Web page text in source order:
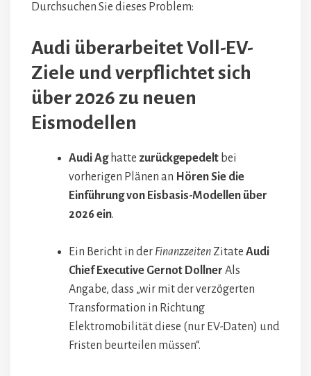
Durchsuchen Sie dieses Problem:
Audi überarbeitet Voll-EV-
Ziele und verpflichtet sich
über 2026 zu neuen
Eismodellen
Audi Aghatte zurückgepedelt bei
vorherigen Plänen an Hören Sie die
Einführung von Eisbasis-Modellen über
2026 ein.
Ein Bericht in der Finanzzeiten Zitate Audi
Chief Executive Gernot Dollner Als
Angabe, dass „wir mit der verzögerten
Transformation in Richtung
Elektromobilität diese (nur EV-Daten) und
Fristen beurteilen müssen“.